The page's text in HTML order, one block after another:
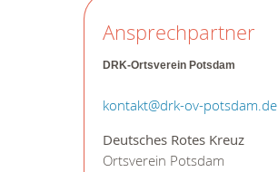
Ansprechpartner
DRK-Ortsverein Potsdam
kontakt@drk-ov-potsdam.de
Deutsches Rotes Kreuz
Ortsverein Potsdam